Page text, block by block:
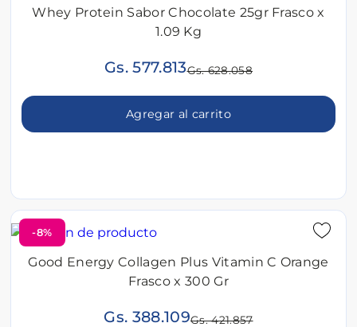
Whey Protein Sabor Chocolate 25gr Frasco x
1.09 Kg
Gs. 577.813Gs. 628.058
Agregar al carrito
-8%
Good Energy Collagen Plus Vitamin C Orange
Frasco x 300 Gr
Gs. 388.109Gs. 421.857